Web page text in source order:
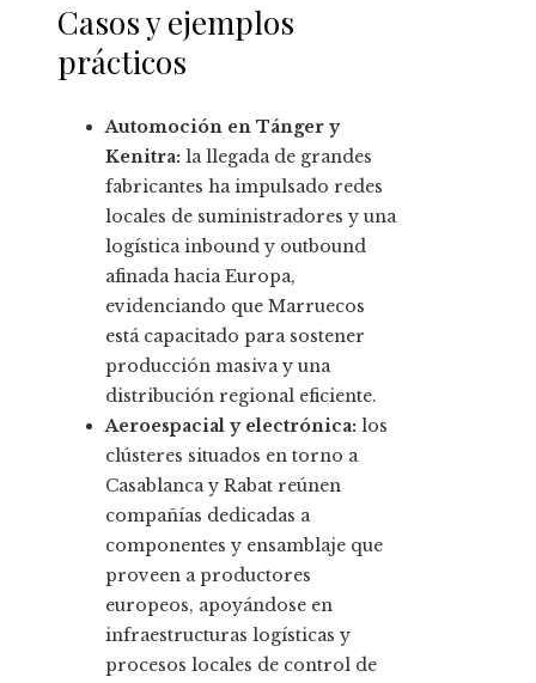
Casos y ejemplos
prácticos
Automoción en Tánger y
Kenitra: la llegada de grandes
fabricantes ha impulsado redes
locales de suministradores y una
logística inbound y outbound
afinada hacia Europa,
evidenciando que Marruecos
está capacitado para sostener
producción masiva y una
distribución regional eficiente.
Aeroespacial y electrónica: los
clústeres situados en torno a
Casablanca y Rabat reúnen
compañías dedicadas a
componentes y ensamblaje que
proveen a productores
europeos, apoyándose en
infraestructuras logísticas y
procesos locales de control de